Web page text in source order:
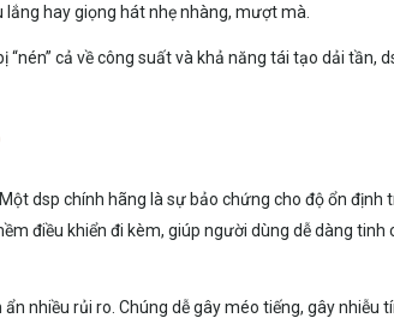
hay giọng hát nhẹ nhàng, mượt mà.
cả về công suất và khả năng tái tạo dải
dsp chính hãng là sự bảo chứng cho độ ổn
điều khiển đi kèm, giúp người dùng dễ dàng
nhiều rủi ro. Chúng dễ gây méo tiếng, gây